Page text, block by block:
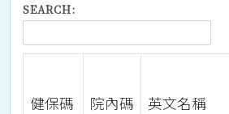
SEARCH:
健保碼 院內碼 英文名稱